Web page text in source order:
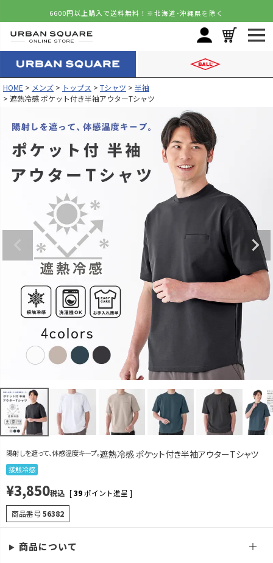
6600円以上購入で送料無料！ ※北海道･沖縄県を除く
HOME メンズ トップス Tシャツ
半袖
遮熱冷感 ポケット付き半袖アウターTシャツ
陽射しを遮って、体感温度キープ。遮熱冷感 ポケット付き半袖アウターTシャツ
接触冷感
¥3,850税込 [39ポイント進呈 ]
商品番号56382
サイズ
ホワイト
カートに入れる
L カートに入れる
LL カートに入れる
グレージュ
M
カートに入れる
L
残りわずか
カートに入れる
カートに入れる
ブルーグリーン
カートに入れる
スミクロ
M
LL
商品について